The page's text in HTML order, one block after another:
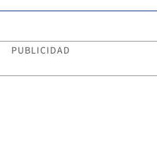
PUBLICIDAD